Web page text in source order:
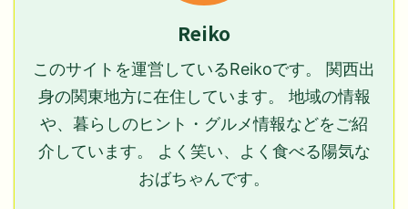
Reiko
このサイトを運営しているReikoです。 関西出
身の関東地方に在住しています。 地域の情報
や、暮らしのヒント・グルメ情報などをご紹
介しています。 よく笑い、よく食べる陽気な
おばちゃんです。